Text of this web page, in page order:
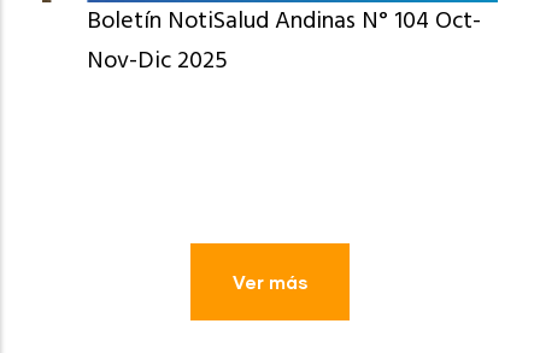
Boletín NotiSalud Andinas N° 104 Oct-
Nov-Dic 2025
Ver más